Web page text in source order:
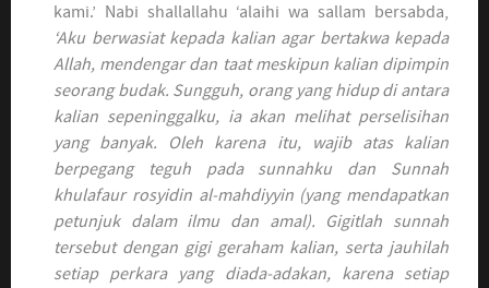
kami.’ Nabi shallallahu ‘alaihi wa sallam bersabda,
‘Aku berwasiat kepada kalian agar bertakwa kepada
Allah, mendengar dan taat meskipun kalian dipimpin
seorang budak. Sungguh, orang yang hidup di antara
kalian sepeninggalku, ia akan melihat perselisihan
yang banyak. Oleh karena itu, wajib atas kalian
berpegang teguh pada sunnahku dan Sunnah
khulafaur rosyidin al-mahdiyyin (yang mendapatkan
petunjuk dalam ilmu dan amal). Gigitlah sunnah
tersebut dengan gigi geraham kalian, serta jauhilah
setiap perkara yang diada-adakan, karena setiap